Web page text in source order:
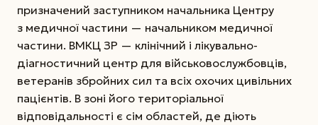
призначений заступником начальника Центру
з медичної частини — начальником медичної
частини. ВМКЦ ЗР — клінічний і лікувально-
діагностичний центр для військовослужбовців,
ветеранів збройних сил та всіх охочих цивільних
пацієнтів. В зоні його територіальної
відповідальності є сім областей, де діють